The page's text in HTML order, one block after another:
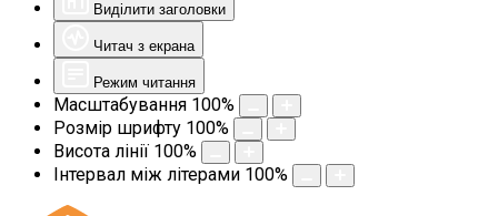
Виділити заголовки
Читач з екрана
Режим читання
Масштабування 100%
Розмір шрифту 100%
Висота лінії 100%
Інтервал між літерами 100%